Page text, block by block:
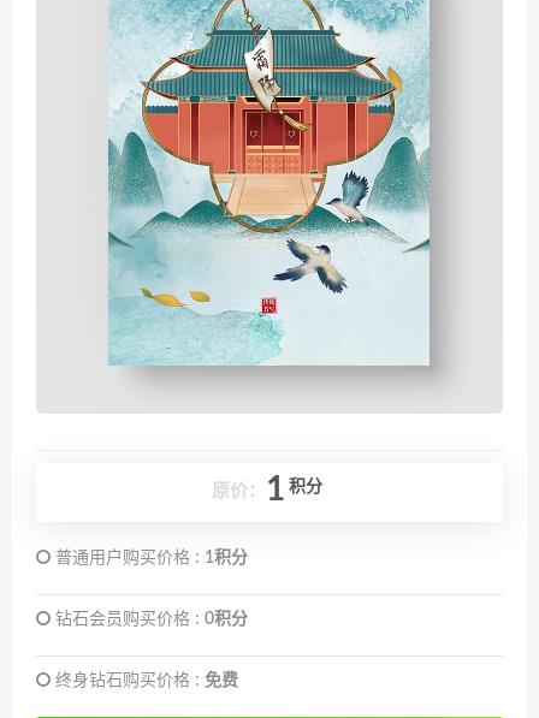
原价： 1 积分
普通用户购买价格 : 1积分
钻石会员购买价格 : 0积分
终身钻石购买价格 : 免费